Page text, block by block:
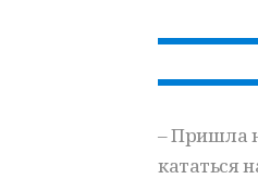
– Пришла
кататься